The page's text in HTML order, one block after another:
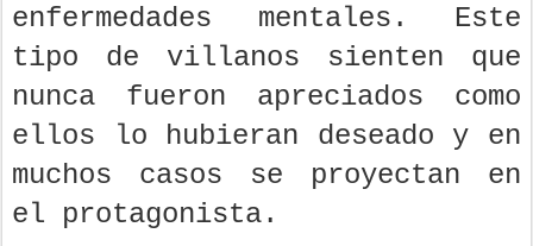
enfermedades mentales. Este
tipo de villanos sienten que
nunca fueron apreciados como
ellos lo hubieran deseado y en
muchos casos se proyectan en
el protagonista.